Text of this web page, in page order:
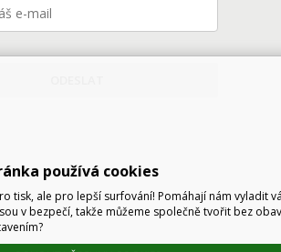
CyberSoft s.r.o.
používá cookies
tisk, ale pro lepší surfování! Pomáhají nám vyladit
v bezpečí, takže můžeme společně tvořit bez